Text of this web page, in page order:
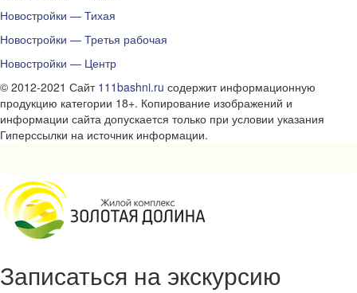
Новостройки — Тихая
Новостройки — Третья рабочая
Новостройки — Центр
© 2012-2021 Сайт 111bashni.ru содержит информационную
продукцию категории 18+. Копирование изображений и
информации сайта допускается только при условии указания
Гиперссылки на источник информации.
Записаться на экскурсию